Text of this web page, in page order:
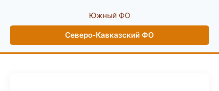
Южный ФО
Северо-Кавказский ФО